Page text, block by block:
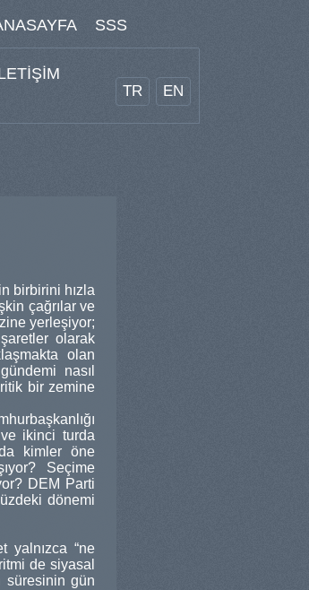
SSS
TR EN
birbirini hızla
çağrılar ve
yerleşiyor;
olarak
olan
nasıl
bir zemine
ve ikinci turda
kimler öne
Seçime
DEM Parti
dönemi
yalnızca “ne
de siyasal
süresinin gün